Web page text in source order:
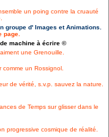
un poing contre la cruauté
groupe d' Images et Animations.
page.
machine à écrire ©
une Grenouille.
comme un Rossignol.
de vérité, s.v.p. sauvez la nature.
de Temps sur glisser dans le
progressive cosmique de réalité.